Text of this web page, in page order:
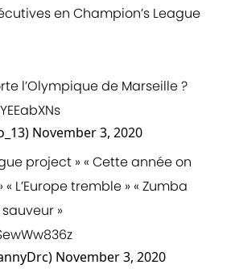
en Champion’s League
l’Olympique de Marseille ?
November 3, 2020
project » « Cette année on
« L’Europe tremble » « Zumba
»
November 3, 2020